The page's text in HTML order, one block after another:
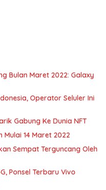
Bulan Maret 2022: Galaxy
Operator Seluler Ini
Gabung Ke Dunia NFT
14 Maret 2022
Sempat Terguncang Oleh
Ponsel Terbaru Vivo